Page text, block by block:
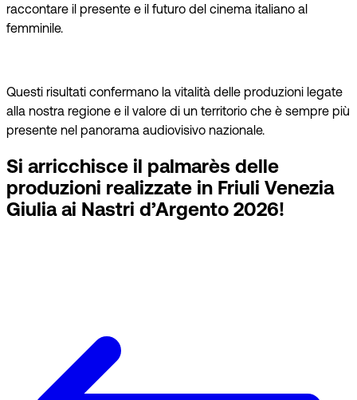
raccontare il presente e il futuro del cinema italiano al
femminile.
Questi risultati confermano la vitalità delle produzioni legate
alla nostra regione e il valore di un territorio che è sempre più
presente nel panorama audiovisivo nazionale.
Si arricchisce il palmarès delle
produzioni realizzate in Friuli Venezia
Giulia ai Nastri d’Argento 2026!